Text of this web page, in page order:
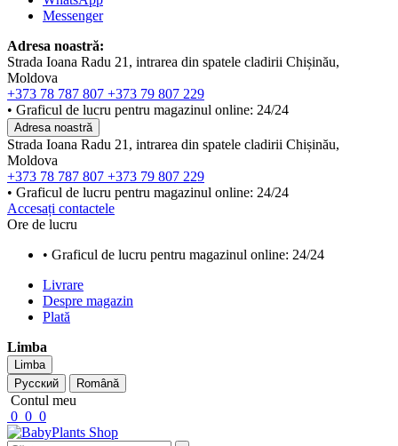
Messenger
Adresa noastră:
Strada Ioana Radu 21, intrarea din spatele cladirii Chișinău,
Moldova
+373 78 787 807 +373 79 807 229
• Graficul de lucru pentru magazinul online: 24/24
Adresa noastră
Strada Ioana Radu 21, intrarea din spatele cladirii Chișinău,
Moldova
+373 78 787 807 +373 79 807 229
• Graficul de lucru pentru magazinul online: 24/24
Accesați contactele
Ore de lucru
• Graficul de lucru pentru magazinul online: 24/24
Livrare
Despre magazin
Plată
Limba
Limba
Русский
Română
Contul meu
0 0 0